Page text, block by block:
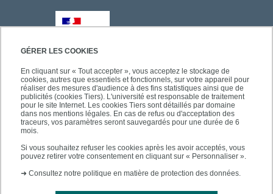
GÉRER LES COOKIES
En cliquant sur « Tout accepter », vous acceptez le stockage de
cookies, autres que essentiels et fonctionnels, sur votre appareil pour
réaliser des mesures d'audience à des fins statistiques ainsi que de
publicités (cookies Tiers). L'université est responsable de traitement
pour le site Internet. Les cookies Tiers sont détaillés par domaine
dans nos mentions légales. En cas de refus ou d'acceptation des
traceurs, vos paramètres seront sauvegardés pour une durée de 6
mois.
Si vous souhaitez refuser les cookies après les avoir acceptés, vous
pouvez retirer votre consentement en cliquant sur « Personnaliser ».
➜ Consultez notre politique en matière de protection des données.